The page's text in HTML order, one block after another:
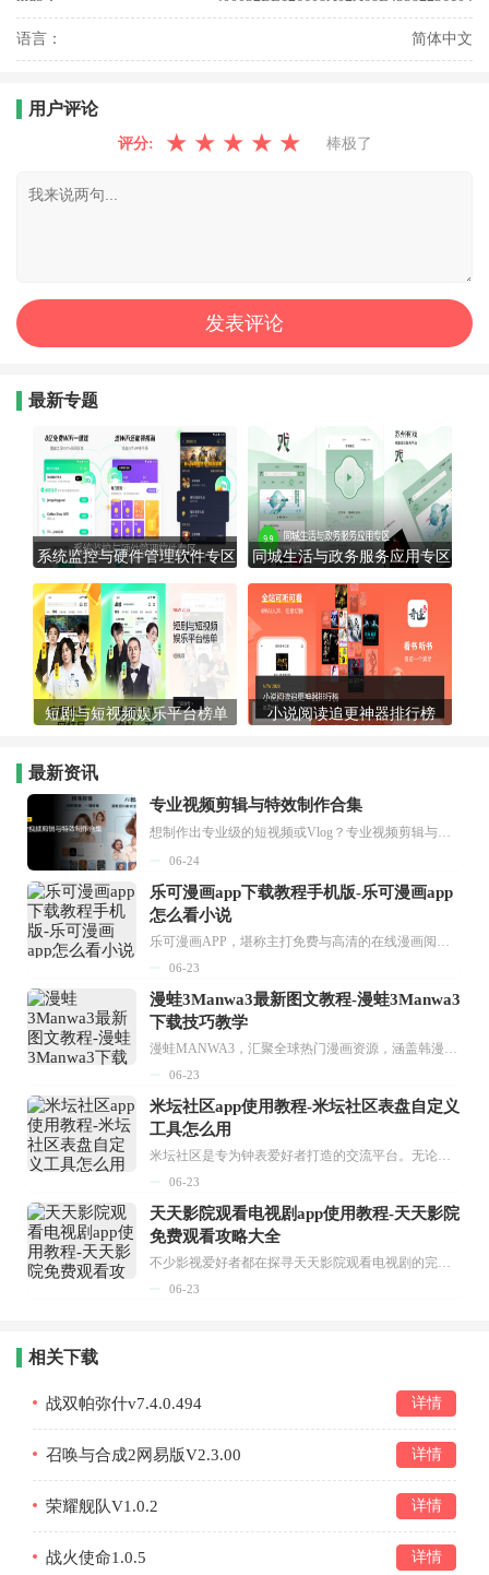
语言： 简体中文
用户评论
评分: ★ ★ ★ ★ ★ 棒极了
最新专题
系统监控与硬件管理软件专区 同城生活与政务服务应用专区
短剧与短视频娱乐平台榜单 小说阅读追更神器排行榜
最新资讯
专业视频剪辑与特效制作合集
想制作出专业级的短视频或Vlog？专业视频剪辑与特效制作大全专题为你提供了从剪辑、抠像到特效包装的全套解决方案。无论是添加炫酷的片头、进行精准的视频抠图，还是制...
06-24
乐可漫画app下载教程手机版-乐可漫画app
怎么看小说
乐可漫画APP，堪称主打免费与高清的在线漫画阅读神器。其官方版提供海量完整版漫画资源，无论是国内漫画，还是日漫、韩漫、台漫、美漫等国外漫画，应有尽有，随时供你阅读。只需轻点一下，便能直接进入阅读界面。不仅如此，乐可漫画最新版本更新速度极快，在这里，你总能抢先看到全网一手漫画章节内容！...
06-23
漫蛙3Manwa3最新图文教程-漫蛙3Manwa3
下载技巧教学
漫蛙MANWA3，汇聚全球热门漫画资源，涵盖韩漫、欧美漫画、国漫等多种类型，题材丰富多样，全方位满足用户阅读喜好。它不仅是阅读平台，更是创作平台，为广大用户打造零门槛创作环境。...
06-23
米坛社区app使用教程-米坛社区表盘自定义
工具怎么用
米坛社区是专为钟表爱好者打造的交流平台。无论你是初涉钟表领域的普通爱好者，还是拥有多年收藏经验的资深玩家，都能在此找到属于自己的天地。 无需注册，就能轻松参与其中。通过专业的讨论论坛与丰富的交互功能，你可与世界各地的钟表爱好者畅快交流。若你钟情于钟表，米坛社区无疑是值得一试的理想之选。在这里，你能获取最新的手表资讯，交流见解，提升鉴赏品味，让每一块手表都成为收藏故事中重要的一部分。感兴趣的朋友，不要错过下载机会。...
06-23
天天影院观看电视剧app使用教程-天天影院
免费观看攻略大全
不少影视爱好者都在探寻天天影院观看电视剧的完整方法，结合最新平台使用规则，本篇新手入门攻略全面讲解观看渠道、检索流程、播放设置以及画面模式调整等实用内容。全文适配手机、电脑等主流设备，步骤简洁易懂，无论是初次使用的新手，还是想要优化观影体验的用户，都能参照内容快速上手，熟练掌握平台各项操作技巧，轻松畅享影视内容。...
06-23
相关下载
战双帕弥什v7.4.0.494 详情
召唤与合成2网易版V2.3.00 详情
荣耀舰队V1.0.2 详情
战火使命1.0.5 详情